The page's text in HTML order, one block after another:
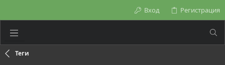
Вход Регистрация
Теги